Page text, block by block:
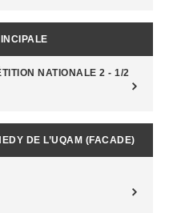
NATIONALE 2 - 1/2
DE L’UQAM (FACADE)